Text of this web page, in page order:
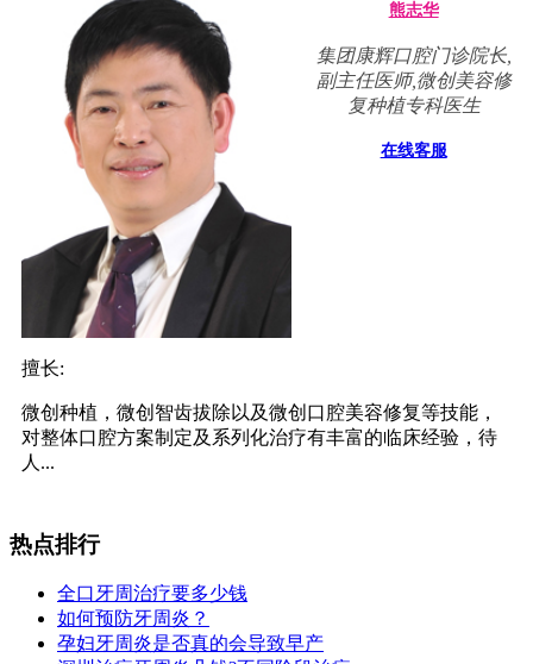
熊志华
集团康辉口腔门诊院长,
副主任医师,微创美容修
复种植专科医生
在线客服
擅长:
微创种植，微创智齿拔除以及微创口腔美容修复等技能，
对整体口腔方案制定及系列化治疗有丰富的临床经验，待
人...
热点排行
全口牙周治疗要多少钱
如何预防牙周炎？
孕妇牙周炎是否真的会导致早产